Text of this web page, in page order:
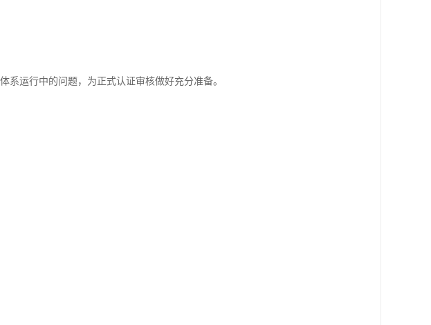
系运行中的问题，为正式认证审核做好充分准备。